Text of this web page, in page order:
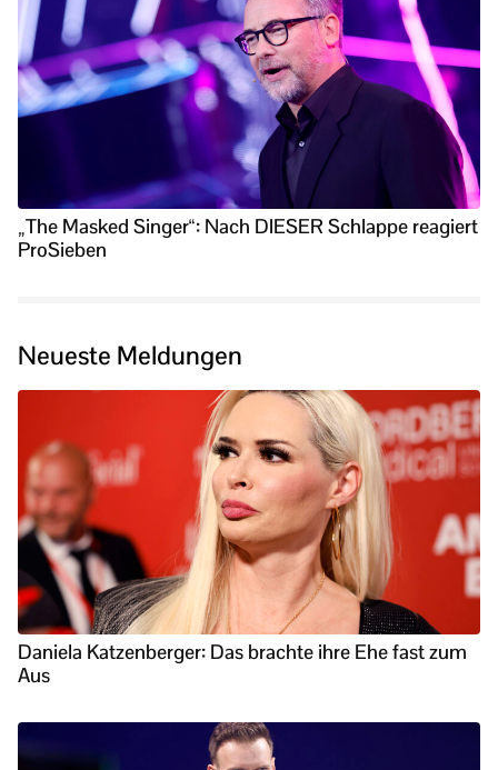
„The Masked Singer“: Nach DIESER Schlappe reagiert
ProSieben
Neueste Meldungen
Daniela Katzenberger: Das brachte ihre Ehe fast zum
Aus